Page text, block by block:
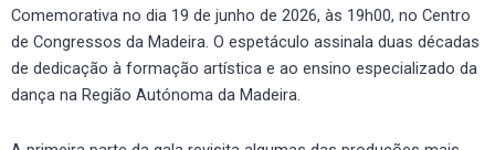
Comemorativa no dia 19 de junho de 2026, às 19h00, no Centro
de Congressos da Madeira. O espetáculo assinala duas décadas
de dedicação à formação artística e ao ensino especializado da
dança na Região Autónoma da Madeira.